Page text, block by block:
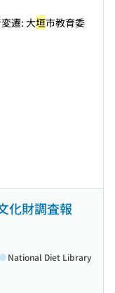
遷: 大垣市教育委
化財調査報
National Diet Library